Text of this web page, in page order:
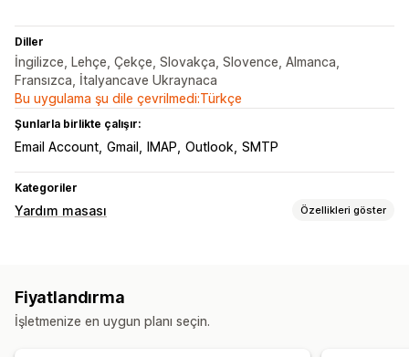
Diller
İngilizce, Lehçe, Çekçe, Slovakça, Slovence, Almanca,
Fransızca, İtalyancave Ukraynaca
Bu uygulama şu dile çevrilmedi:Türkçe
Şunlarla birlikte çalışır:
Email Account Gmail IMAP Outlook SMTP
Kategoriler
Yardım masası Özellikleri göster
İş akışı otomasyonu
Fiyatlandırma
İşletmenize en uygun planı seçin.